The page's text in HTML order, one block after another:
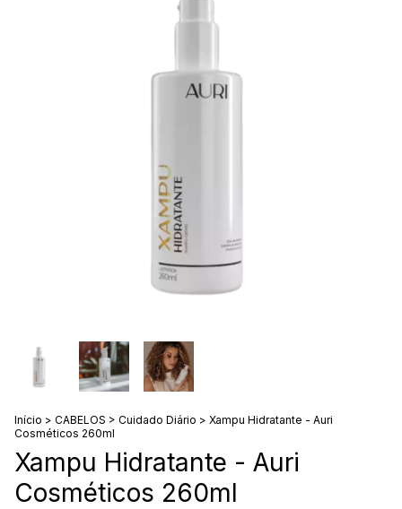
Início > CABELOS > Cuidado Diário > Xampu Hidratante - Auri
Cosméticos 260ml
Xampu Hidratante - Auri
Cosméticos 260ml